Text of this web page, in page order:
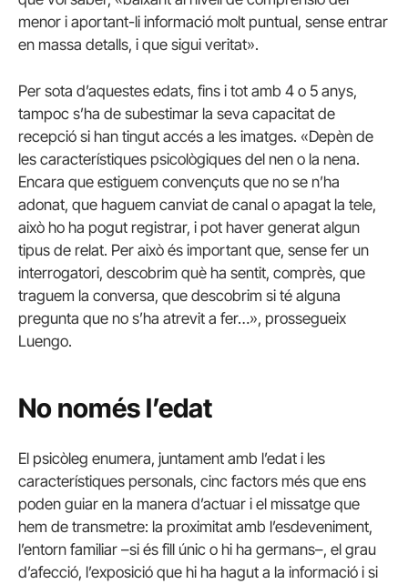
menor i aportant-li informació molt puntual, sense entrar
en massa detalls, i que sigui veritat».
Per sota d’aquestes edats, fins i tot amb 4 o 5 anys,
tampoc s’ha de subestimar la seva capacitat de
recepció si han tingut accés a les imatges. «Depèn de
les característiques psicològiques del nen o la nena.
Encara que estiguem convençuts que no se n’ha
adonat, que haguem canviat de canal o apagat la tele,
això ho ha pogut registrar, i pot haver generat algun
tipus de relat. Per això és important que, sense fer un
interrogatori, descobrim què ha sentit, comprès, que
traguem la conversa, que descobrim si té alguna
pregunta que no s’ha atrevit a fer…», prossegueix
Luengo.
No només l’edat
El psicòleg enumera, juntament amb l’edat i les
característiques personals, cinc factors més que ens
poden guiar en la manera d’actuar i el missatge que
hem de transmetre: la proximitat amb l’esdeveniment,
l’entorn familiar –si és fill únic o hi ha germans–, el grau
d’afecció, l’exposició que hi ha hagut a la informació i si